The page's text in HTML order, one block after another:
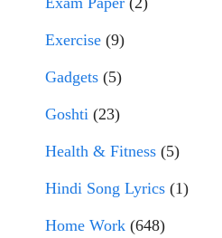
Exercise (9)
Gadgets (5)
Goshti (23)
Health & Fitness (5)
Hindi Song Lyrics (1)
Home Work (648)